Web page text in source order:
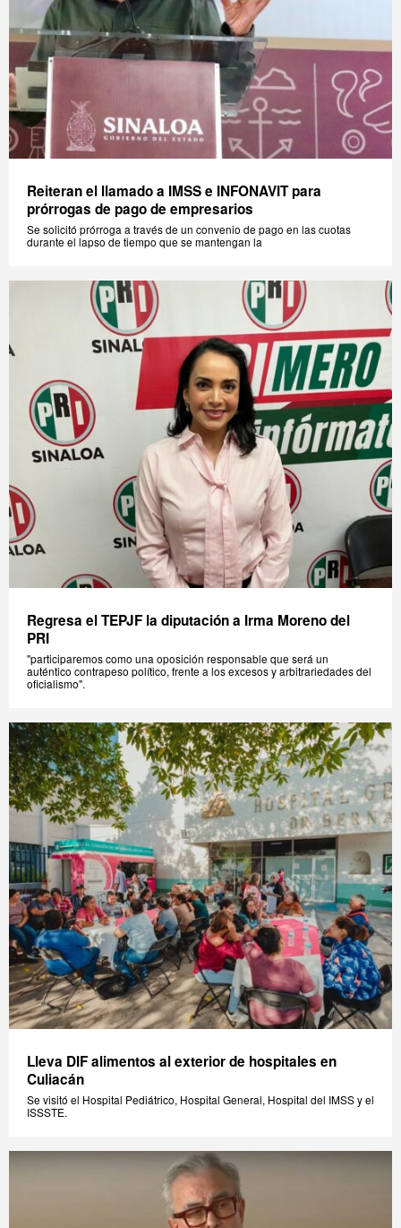
Reiteran el llamado a IMSS e INFONAVIT para
prórrogas de pago de empresarios
Se solicitó prórroga a través de un convenio de pago en las cuotas
durante el lapso de tiempo que se mantengan la
Regresa el TEPJF la diputación a Irma Moreno del
PRI
"participaremos como una oposición responsable que será un
auténtico contrapeso político, frente a los excesos y arbitrariedades del
oficialismo".
Lleva DIF alimentos al exterior de hospitales en
Culiacán
Se visitó el Hospital Pediátrico, Hospital General, Hospital del IMSS y el
ISSSTE.